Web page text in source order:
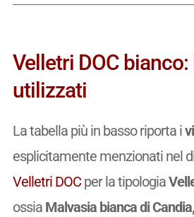
Velletri DOC
utilizzati
La tabella più in basso riporta i
esplicitamente menzionati nel
Velletri DOCper la tipologia
ossia Malvasia bianca di